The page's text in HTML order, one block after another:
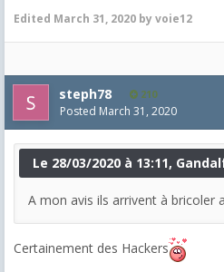
Edited March 31, 2020 by voie12
steph78 210
Posted March 31, 2020
Le 28/03/2020 à 13:11,
A mon avis ils arrivent à bricoler
Certainement des Hackers